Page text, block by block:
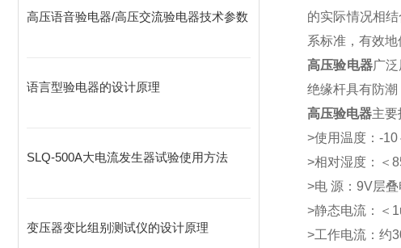
高压语音验电器/高压交流验电器技术参数
语言型验电器的设计原理
SLQ-500A大电流发生器试验使用方法
变压器变比组别测试仪的设计原理
的实际情况相
系标准，有效
高压验电器广
绝缘杆具有防潮
高压验电器主要
>使用温度：-
>相对湿度：＜
>电 源：9V层叠
>静态电流：＜
>工作电流：约